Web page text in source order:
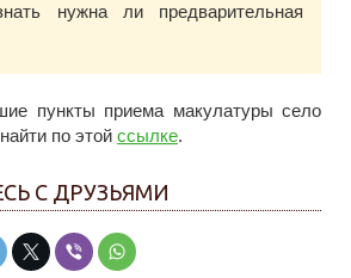
нужна ли предварительная
пункты приема макулатуры село
по этой ссылке.
С ДРУЗЬЯМИ